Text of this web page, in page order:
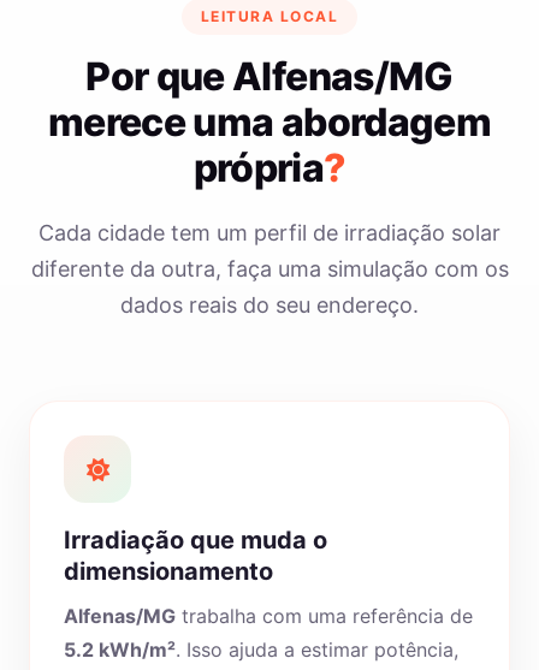
LEITURA LOCAL
Por que Alfenas/MG
merece uma abordagem
própria?
Cada cidade tem um perfil de irradiação solar
diferente da outra, faça uma simulação com os
dados reais do seu endereço.
Irradiação que muda o
dimensionamento
Alfenas/MG trabalha com uma referência de
5.2 kWh/m². Isso ajuda a estimar potência,